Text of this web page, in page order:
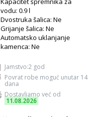
vodu: 0.9 l
Dvostruka šalica: Ne
Grijanje šalica: Ne
Automatsko uklanjanje
kamenca: Ne
Jamstvo:2 god
Povrat robe moguć unutar 14
dana
Dostavljamo već od
11.08.2026